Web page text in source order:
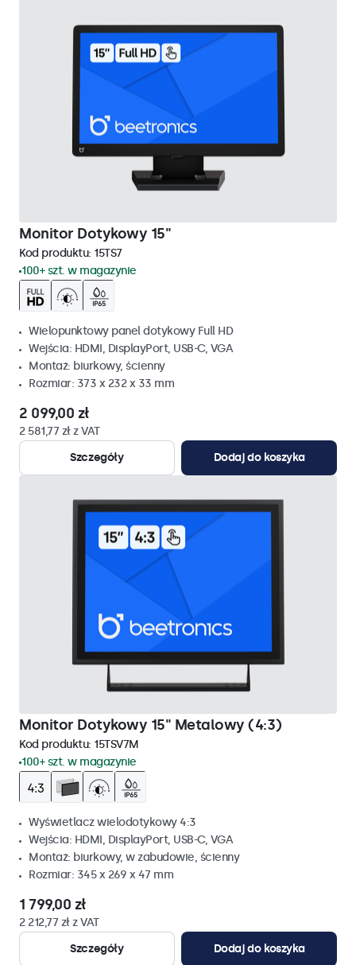
Monitor Dotykowy 15"
Kod produktu: 15TS7
100+ szt. w magazynie
Wielopunktowy panel dotykowy Full HD
Wejścia: HDMI, DisplayPort, USB-C, VGA
Montaż: biurkowy, ścienny
Rozmiar: 373 x 232 x 33 mm
2 099,00 zł
2 581,77 zł z VAT
Szczegóły
Dodaj do koszyka
Monitor Dotykowy 15" Metalowy (4:3)
Kod produktu: 15TSV7M
100+ szt. w magazynie
Wyświetlacz wielodotykowy 4:3
Wejścia: HDMI, DisplayPort, USB-C, VGA
Montaż: biurkowy, w zabudowie, ścienny
Rozmiar: 345 x 269 x 47 mm
1 799,00 zł
2 212,77 zł z VAT
Szczegóły
Dodaj do koszyka